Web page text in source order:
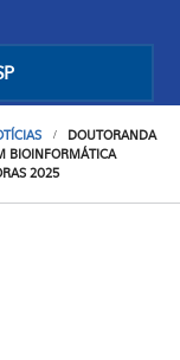
DOUTORANDA
BIOINFORMÁTICA
2025